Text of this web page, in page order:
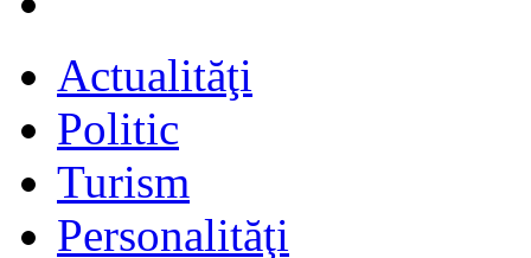
Actualităţi
Politic
Turism
Personalităţi